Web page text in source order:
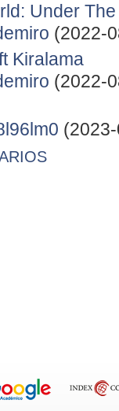
Under
(2022-
Kiralama
(2022-